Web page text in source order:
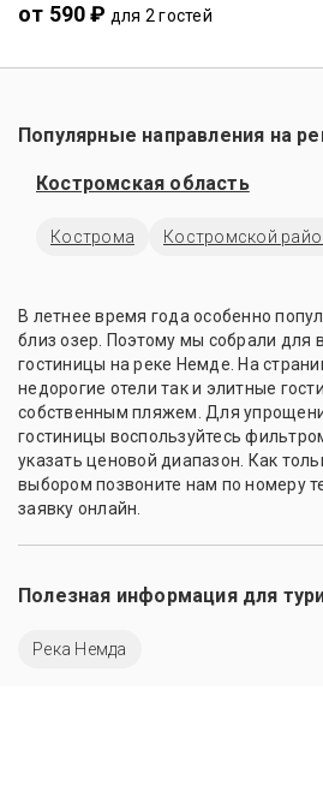
от 590 ₽ для 2 гостей
Популярные направления на
Костромская область
Кострома Костромской
В летнее время года особенно
близ озер. Поэтому мы собрали для
гостиницы на реке Немде. На
недорогие отели так и элитные
собственным пляжем. Для
гостиницы воспользуйтесь
указать ценовой диапазон. Как
выбором позвоните нам по номеру
заявку онлайн.
Полезная информация для
Река Немда